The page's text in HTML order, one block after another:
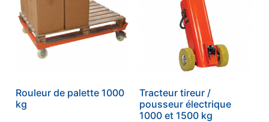
Rouleur de palette 1000
kg
Tracteur tireur /
pousseur électrique
1000 et 1500 kg